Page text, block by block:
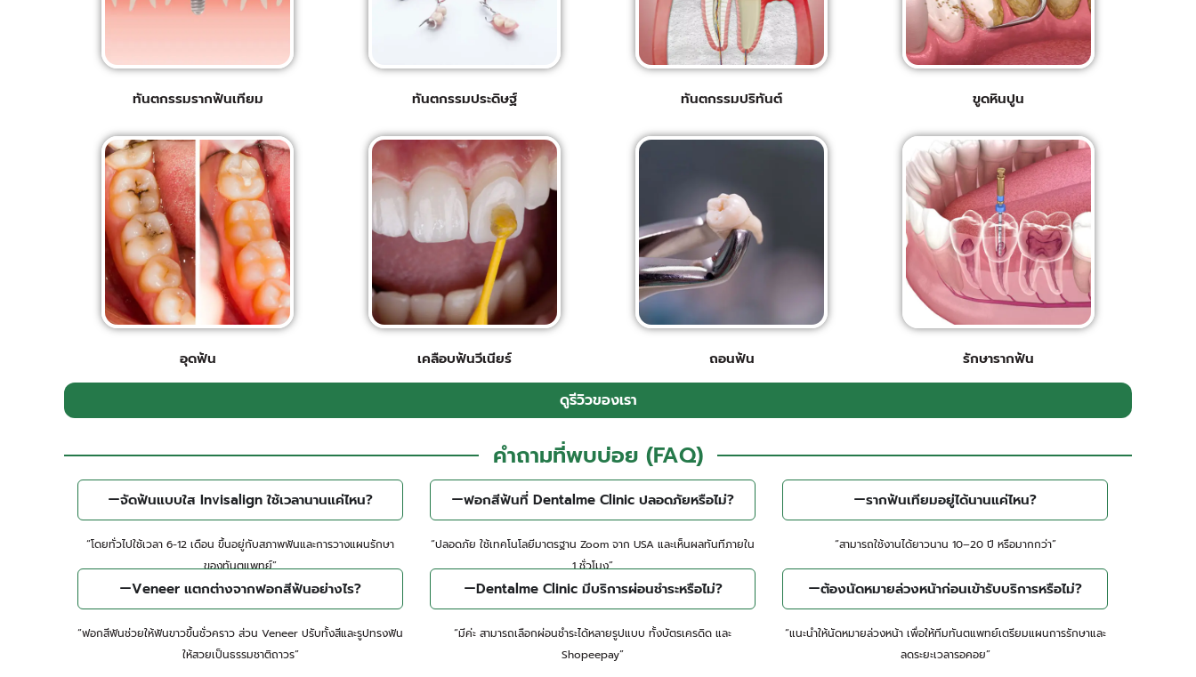
ทันตกรรมรากฟันเทียม​ ทันตกรรมประดิษฐ์ ทันตกรรมปริทันต์ ขูดหินปูน
อุดฟัน​ เคลือบฟันวีเนียร์​ ถอนฟัน​ รักษารากฟัน​
ดูรีวิวของเรา
คำถามที่พบบ่อย (FAQ)
จัดฟันแบบใส Invisalign ใช้เวลานานแค่ไหน?
“โดยทั่วไปใช้เวลา 6-12 เดือน ขึ้นอยู่กับสภาพฟันและการวางแผนรักษา
ของทันตแพทย์”
ฟอกสีฟันที่ Dentalme Clinic ปลอดภัยหรือไม่?
“ปลอดภัย ใช้เทคโนโลยีมาตรฐาน Zoom จาก USA และเห็นผลทันทีภายใน
1 ชั่วโมง”
รากฟันเทียมอยู่ได้นานแค่ไหน?
“สามารถใช้งานได้ยาวนาน 10–20 ปี หรือมากกว่า”
Veneer แตกต่างจากฟอกสีฟันอย่างไร?
“ฟอกสีฟันช่วยให้ฟันขาวขึ้นชั่วคราว ส่วน Veneer ปรับทั้งสีและรูปทรงฟัน
ให้สวยเป็นธรรมชาติถาวร”
Dentalme Clinic มีบริการผ่อนชำระหรือไม่?
“มีค่ะ สามารถเลือกผ่อนชำระได้หลายรูปแบบ ทั้งบัตรเครดิด และ
Shopeepay”
ต้องนัดหมายล่วงหน้าก่อนเข้ารับบริการหรือไม่?
“แนะนำให้นัดหมายล่วงหน้า เพื่อให้ทีมทันตแพทย์เตรียมแผนการรักษาและ
ลดระยะเวลารอคอย”